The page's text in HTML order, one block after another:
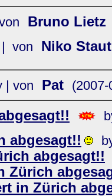
Bruno Lietz
von Niko
| von Pat
abgesagt!!
abgesagt!!
Zürich
in Zürich